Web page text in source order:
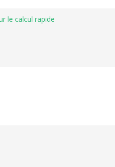
le calcul rapide